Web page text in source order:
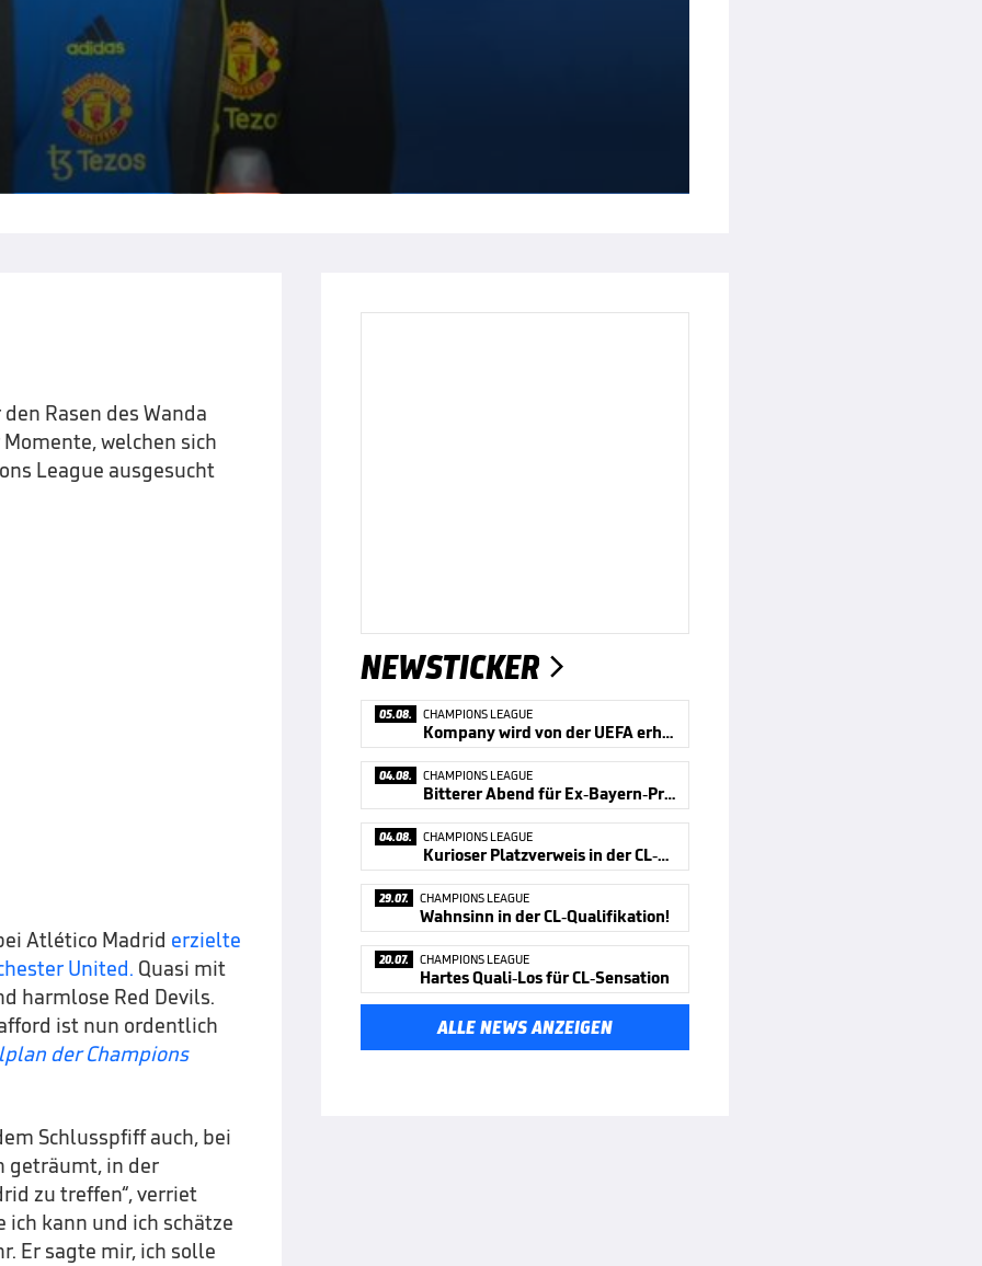
Rasen des Wanda
welchen sich
League ausgesucht
Atlético Madrid erzielte
United. Quasi mit
harmlose Red Devils.
ist nun ordentlich
der Champions
Schlusspfiff auch, bei
geträumt, in der
zu treffen“, verriet
ich kann und ich schätze
Er sagte mir, ich solle
NEWSTICKER 
05.08. CHAMPIONS LEAGUE
Kompany wird von der UEFA erhört
04.08. CHAMPIONS LEAGUE
Bitterer Abend für Ex-Bayern-Profi
04.08. CHAMPIONS LEAGUE
Kurioser Platzverweis in der CL-Quali
29.07. CHAMPIONS LEAGUE
Wahnsinn in der CL-Qualifikation!
20.07. CHAMPIONS LEAGUE
Hartes Quali-Los für CL-Sensation
ALLE NEWS ANZEIGEN